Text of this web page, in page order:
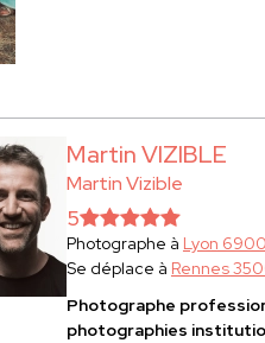
Martin VIZIBLE
Martin Vizible
5
Photographe à Lyon
Se déplace à Rennes
Photographe
photographies